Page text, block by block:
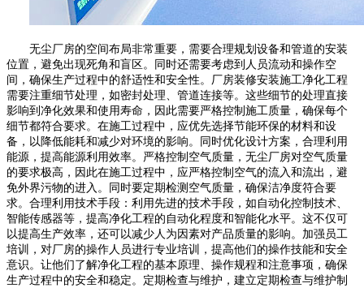
无尘厂房的空间布局非常重要，需要合理规划设备和管道的安装
位置，避免出现死角和盲区。同时还需要考虑到人员流动和操作空
间，确保生产过程中的舒适性和安全性。厂房装修安装施工净化工程
需要注重细节处理，如密封处理、管道连接等。这些细节的处理直接
影响到净化效果和使用寿命，因此需要严格控制施工质量，确保每个
细节都符合要求。在施工过程中，应优先选择节能环保的材料和设
备，以降低能耗和减少对环境的影响。同时优化设计方案，合理利用
能源，提高能源利用效率。严格控制空气质量，无尘厂房对空气质量
的要求极高，因此在施工过程中，应严格控制空气的流入和流出，避
免外界污物的进入。同时要定期检测空气质量，确保洁净度符合要
求。合理利用技术手段：利用先进的技术手段，如自动化控制技术、
智能传感器等，提高净化工程的自动化程度和智能化水平。这不仅可
以提高生产效率，还可以减少人为因素对产品质量的影响。加强员工
培训，对厂房的操作人员进行专业培训，提高他们的操作技能和安全
意识。让他们了解净化工程的基本原理、操作规程和注意事项，确保
生产过程中的安全和稳定。定期检查与维护，建立定期检查与维护制